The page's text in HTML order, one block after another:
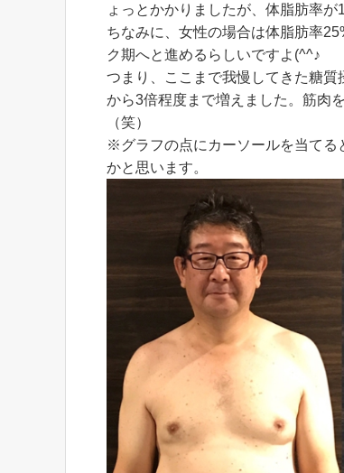
ょっとかかりましたが、体脂肪率
ちなみに、女性の場合は体脂肪率
ク期へと進めるらしいですよ(^^♪
つまり、ここまで我慢してきた糖
から3倍程度まで増えました。筋肉
（笑）
※グラフの点にカーソールを当てる
かと思います。